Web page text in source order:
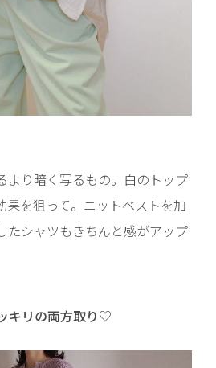
より暗く写るもの。白のトップ
果を狙って。ニットベストを加
たシャツもきちんと感がアップ
キリの両方取り♡